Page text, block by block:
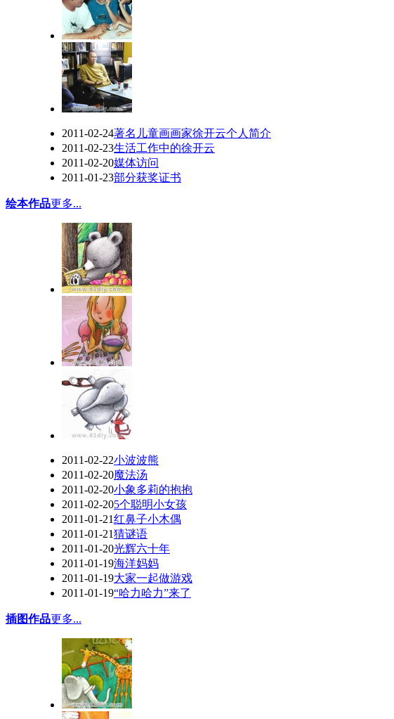
2011-02-24著名儿童画画家徐开云个人简介
2011-02-23生活工作中的徐开云
2011-02-20媒体访问
2011-01-23部分获奖证书
绘本作品更多...
2011-02-22小波波熊
2011-02-20魔法汤
2011-02-20小象多莉的抱抱
2011-02-205个聪明小女孩
2011-01-21红鼻子小木偶
2011-01-21猜谜语
2011-01-20光辉六十年
2011-01-19海洋妈妈
2011-01-19大家一起做游戏
2011-01-19“哈力哈力”来了
插图作品更多...